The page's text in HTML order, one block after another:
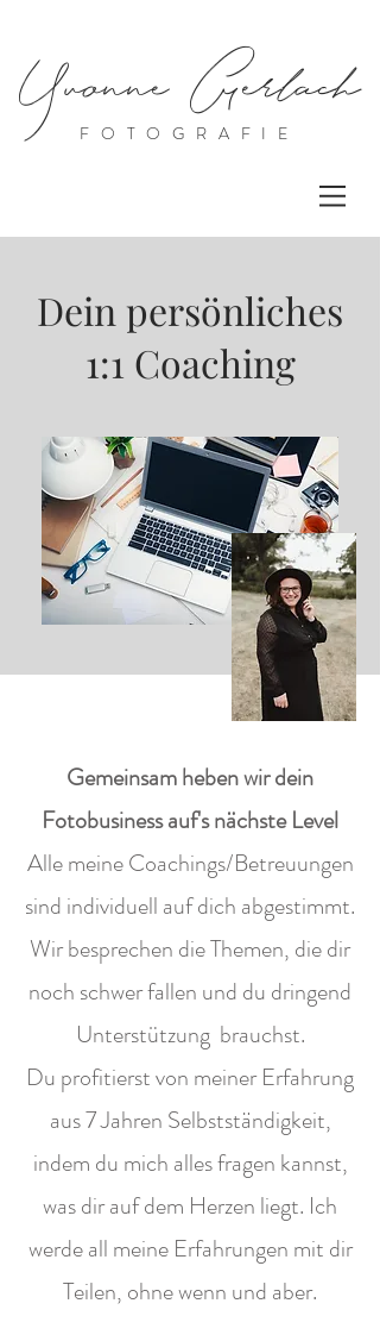
Yvonne Gerlach
FOTOGRAFIE
Dein persönliches
1:1 Coaching
Gemeinsam heben wir dein
Fotobusiness auf's nächste Level
Alle meine Coachings/Betreuungen
sind individuell auf dich abgestimmt.
Wir besprechen die Themen, die dir
noch schwer fallen und du dringend
Unterstützung brauchst.
Du profitierst von meiner Erfahrung
aus 7 Jahren Selbstständigkeit,
indem du mich alles fragen kannst,
was dir auf dem Herzen liegt. Ich
werde all meine Erfahrungen mit dir
Teilen, ohne wenn und aber.